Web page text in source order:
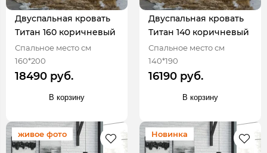
Двуспальная кровать
Титан 160 коричневый
Спальное место см
160*200
18490 руб.
В корзину
Двуспальная кровать
Титан 140 коричневый
Спальное место см
140*190
16190 руб.
В корзину
живое фото Новинка